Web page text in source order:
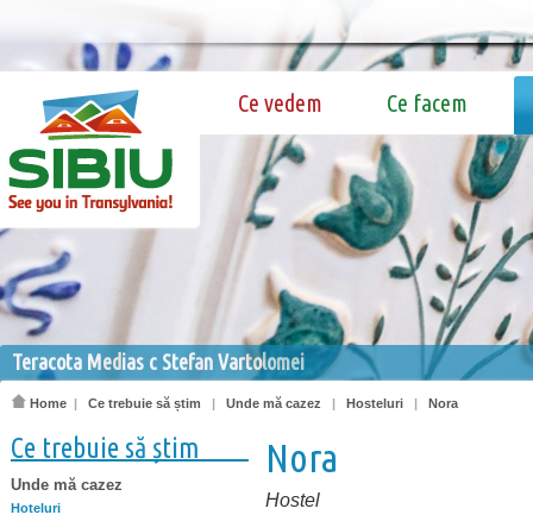
Ce vedem Ce facem
Teracota Medias c Stefan Vartolomei
Home | Ce trebuie să știm | Unde mă cazez | Hosteluri | Nora
Ce trebuie să știm
Unde mă cazez
Hoteluri
Nora
Hostel